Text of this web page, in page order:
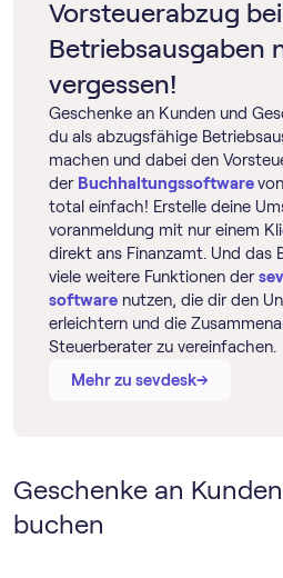
Vorsteuerabzug bei
Betriebsausgaben
vergessen!
Geschenke an Kunden und
du als abzugsfähige
machen und dabei den
der Buch­haltungs­software
total einfach! Erstelle deine
voranmeldung mit nur einem
direkt ans Finanzamt. Und das
viele weitere Funktionen der
software nutzen, die dir den
erleichtern und die
Steuerberater zu vereinfachen.
Mehr zu sevdesk→
→
Geschenke an
buchen